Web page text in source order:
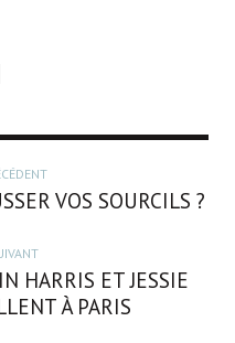
VOS SOURCILS ?
HARRIS ET JESSIE
À PARIS